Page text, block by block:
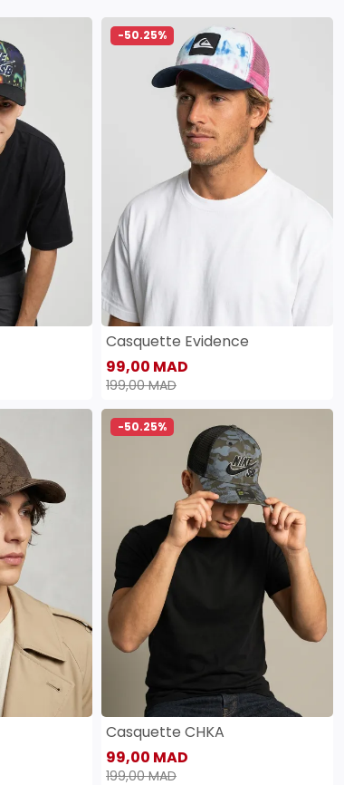
-50.25%
Casquette Evidence
99,00 MAD
199,00 MAD
-50.25%
Casquette CHKA
99,00 MAD
199,00 MAD